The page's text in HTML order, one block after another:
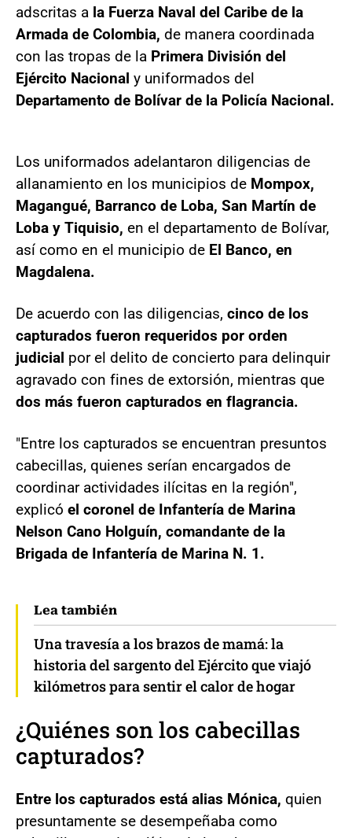
adscritas a la Fuerza Naval del Caribe de la
Armada de Colombia, de manera coordinada
con las tropas de la Primera División del
Ejército Nacional y uniformados del
Departamento de Bolívar de la Policía Nacional.
Los uniformados adelantaron diligencias de
allanamiento en los municipios de Mompox,
Magangué, Barranco de Loba, San Martín de
Loba y Tiquisio, en el departamento de Bolívar,
así como en el municipio de El Banco, en
Magdalena.
De acuerdo con las diligencias, cinco de los
capturados fueron requeridos por orden
judicial por el delito de concierto para delinquir
agravado con fines de extorsión, mientras que
dos más fueron capturados en flagrancia.
"Entre los capturados se encuentran presuntos
cabecillas, quienes serían encargados de
coordinar actividades ilícitas en la región",
explicó el coronel de Infantería de Marina
Nelson Cano Holguín, comandante de la
Brigada de Infantería de Marina N. 1.
Lea también
Una travesía a los brazos de mamá: la
historia del sargento del Ejército que viajó
kilómetros para sentir el calor de hogar
¿Quiénes son los cabecillas
capturados?
Entre los capturados está alias Mónica, quien
presuntamente se desempeñaba como